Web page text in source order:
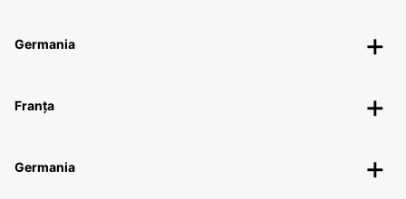
Germania
Franța
Germania